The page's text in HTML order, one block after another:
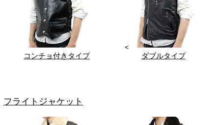
コンチョ付きタイプ
<
ダブルタイプ
フライトジャケット